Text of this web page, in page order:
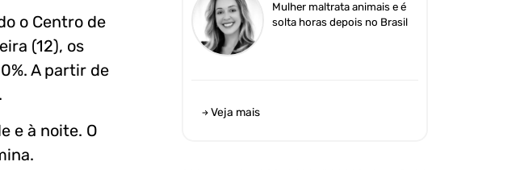
o Centro de
(12), os
A partir de
e à noite. O
Mulher maltrata animais e é
solta horas depois no Brasil
Veja mais